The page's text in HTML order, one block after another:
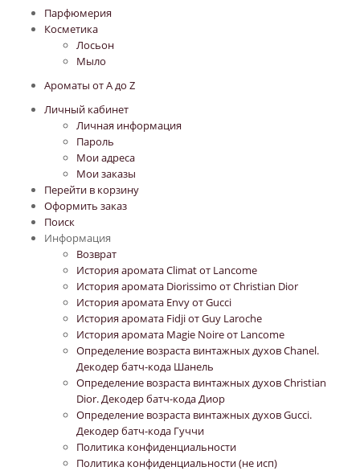
Парфюмерия
Косметика
Лосьон
Мыло
Ароматы от A до Z
Личный кабинет
Личная информация
Пароль
Мои адреса
Мои заказы
Перейти в корзину
Оформить заказ
Поиск
Информация
Возврат
История аромата Climat от Lancome
История аромата Diorissimo от Christian Dior
История аромата Envy от Gucci
История аромата Fidji от Guy Laroche
История аромата Magie Noire от Lancome
Определение возраста винтажных духов Chanel.
Декодер батч-кода Шанель
Определение возраста винтажных духов Christian
Dior. Декодер батч-кода Диор
Определение возраста винтажных духов Gucci.
Декодер батч-кода Гуччи
Политика конфиденциальности
Политика конфиденциальности (не исп)